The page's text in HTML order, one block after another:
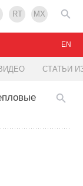
RT MX
СТАТЬИ
EN